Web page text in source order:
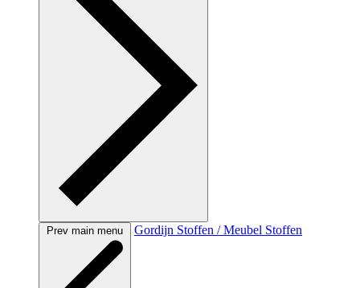
Prev main menu Gordijn Stoffen / Meubel Stoffen